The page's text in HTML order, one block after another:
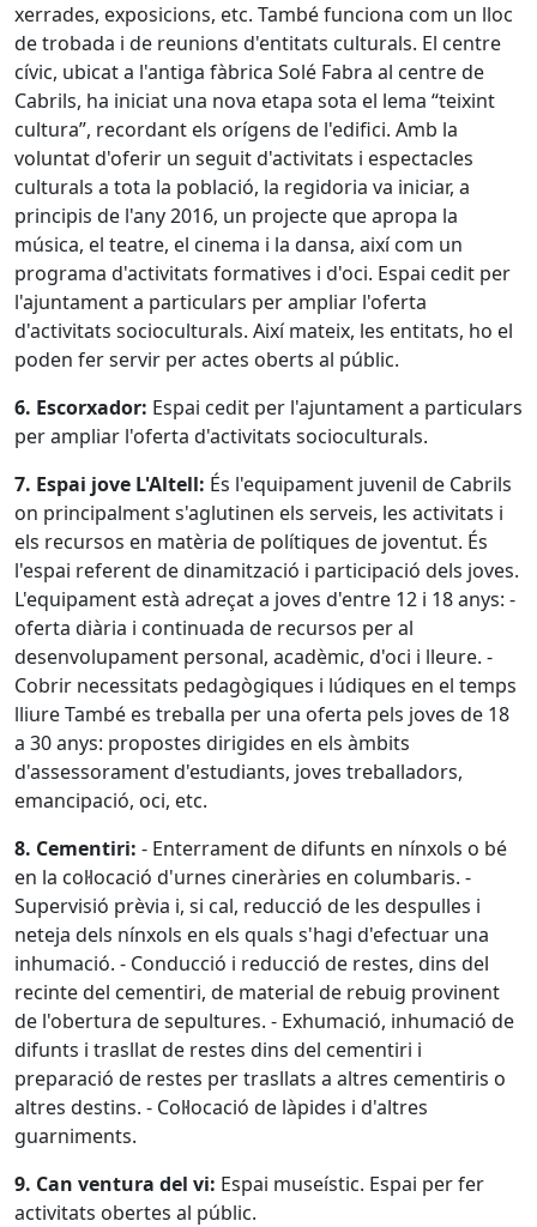
xerrades, exposicions, etc. També funciona com un lloc
de trobada i de reunions d'entitats culturals. El centre
cívic, ubicat a l'antiga fàbrica Solé Fabra al centre de
Cabrils, ha iniciat una nova etapa sota el lema “teixint
cultura”, recordant els orígens de l'edifici. Amb la
voluntat d'oferir un seguit d'activitats i espectacles
culturals a tota la població, la regidoria va iniciar, a
principis de l'any 2016, un projecte que apropa la
música, el teatre, el cinema i la dansa, així com un
programa d'activitats formatives i d'oci. Espai cedit per
l'ajuntament a particulars per ampliar l'oferta
d'activitats socioculturals. Així mateix, les entitats, ho el
poden fer servir per actes oberts al públic.
6. Escorxador: Espai cedit per l'ajuntament a particulars
per ampliar l'oferta d'activitats socioculturals.
7. Espai jove L'Altell: És l'equipament juvenil de Cabrils
on principalment s'aglutinen els serveis, les activitats i
els recursos en matèria de polítiques de joventut. És
l'espai referent de dinamització i participació dels joves.
L'equipament està adreçat a joves d'entre 12 i 18 anys: -
oferta diària i continuada de recursos per al
desenvolupament personal, acadèmic, d'oci i lleure. -
Cobrir necessitats pedagògiques i lúdiques en el temps
lliure També es treballa per una oferta pels joves de 18
a 30 anys: propostes dirigides en els àmbits
d'assessorament d'estudiants, joves treballadors,
emancipació, oci, etc.
8. Cementiri: - Enterrament de difunts en nínxols o bé
en la col·locació d'urnes cineràries en columbaris. -
Supervisió prèvia i, si cal, reducció de les despulles i
neteja dels nínxols en els quals s'hagi d'efectuar una
inhumació. - Conducció i reducció de restes, dins del
recinte del cementiri, de material de rebuig provinent
de l'obertura de sepultures. - Exhumació, inhumació de
difunts i trasllat de restes dins del cementiri i
preparació de restes per trasllats a altres cementiris o
altres destins. - Col·locació de làpides i d'altres
guarniments.
9. Can ventura del vi: Espai museístic. Espai per fer
activitats obertes al públic.